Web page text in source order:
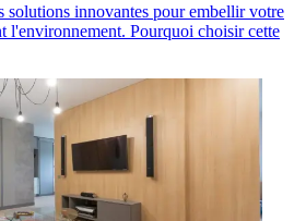
innovantes pour embellir votre
l'environnement. Pourquoi choisir cette